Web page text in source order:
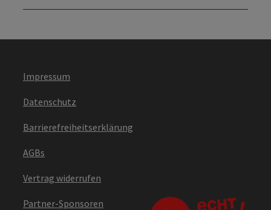
Impressum
Datenschutz
Barrierefreiheitserklärung
AGBs
Vertrag widerrufen
Partner-Sponsoren